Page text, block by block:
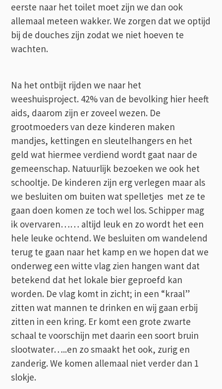
eerste naar het toilet moet zijn we dan ook
allemaal meteen wakker. We zorgen dat we optijd
bij de douches zijn zodat we niet hoeven te
wachten.
Na het ontbijt rijden we naar het
weeshuisproject. 42% van de bevolking hier heeft
aids, daarom zijn er zoveel wezen. De
grootmoeders van deze kinderen maken
mandjes, kettingen en sleutelhangers en het
geld wat hiermee verdiend wordt gaat naar de
gemeenschap. Natuurlijk bezoeken we ook het
schooltje. De kinderen zijn erg verlegen maar als
we besluiten om buiten wat spelletjes met ze te
gaan doen komen ze toch wel los. Schipper mag
ik overvaren…… altijd leuk en zo wordt het een
hele leuke ochtend. We besluiten om wandelend
terug te gaan naar het kamp en we hopen dat we
onderweg een witte vlag zien hangen want dat
betekend dat het lokale bier geproefd kan
worden. De vlag komt in zicht; in een “kraal”
zitten wat mannen te drinken en wij gaan erbij
zitten in een kring. Er komt een grote zwarte
schaal te voorschijn met daarin een soort bruin
slootwater…..en zo smaakt het ook, zurig en
zanderig. We komen allemaal niet verder dan 1
slokje.